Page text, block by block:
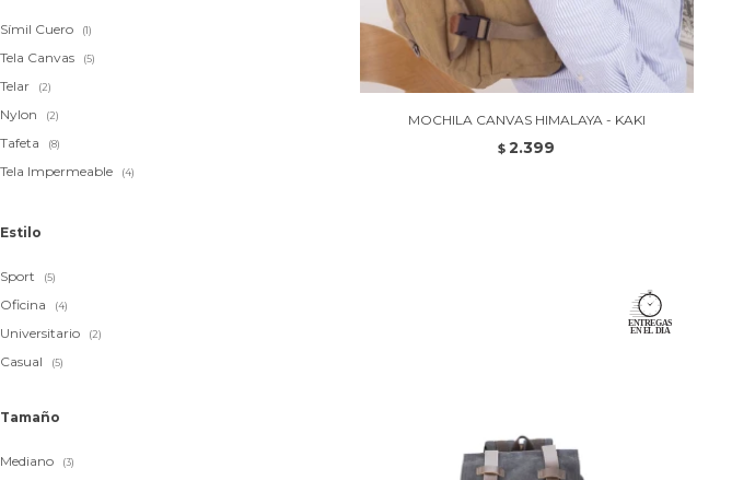
MOCHILA CANVAS HIMALAYA - KAKI
$ 2.399
Símil Cuero (1)
Tela Canvas (5)
Telar (2)
Nylon (2)
Tafeta (8)
Tela Impermeable (4)
Estilo
Sport (5)
Oficina (4)
Universitario (2)
Casual (5)
Tamaño
Mediano (3)